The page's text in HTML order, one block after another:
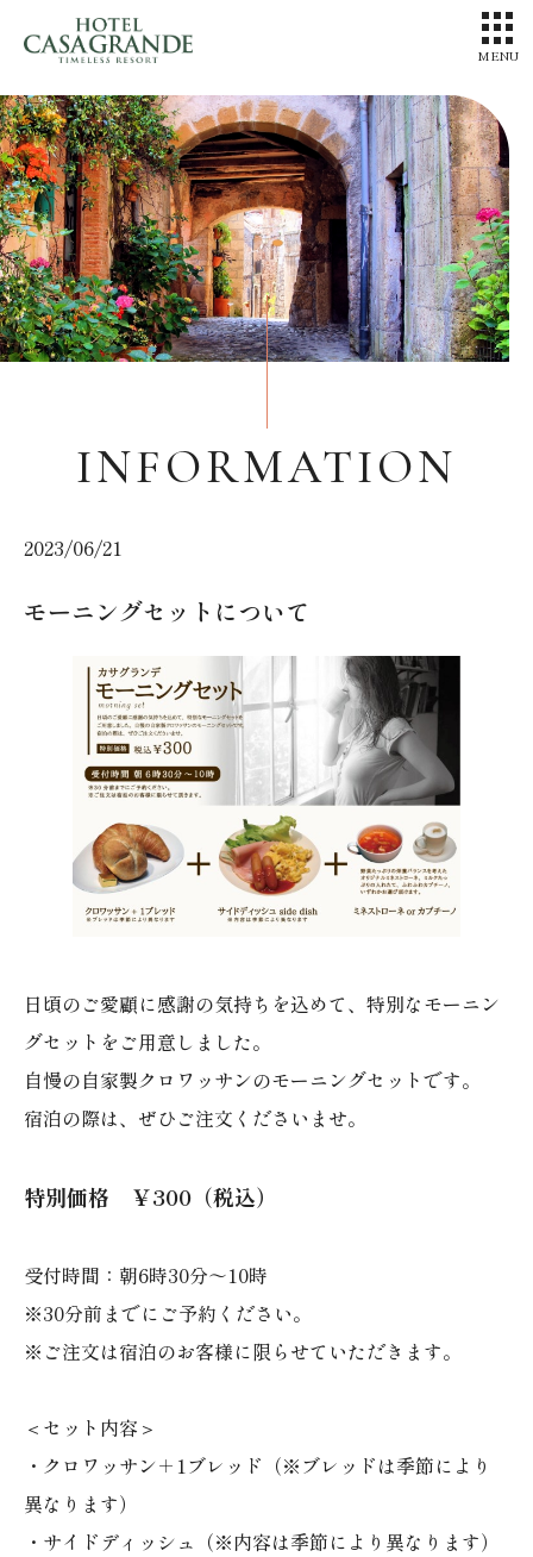
MENU
INFORMATION
2023/06/21
モーニングセットについて
日頃のご愛顧に感謝の気持ちを込めて、特別なモーニン
グセットをご用意しました。
自慢の自家製クロワッサンのモーニングセットです。
宿泊の際は、ぜひご注文くださいませ。
特別価格 ￥300（税込）
受付時間：朝6時30分～10時
※30分前までにご予約ください。
※ご注文は宿泊のお客様に限らせていただきます。
＜セット内容＞
・クロワッサン＋1ブレッド（※ブレッドは季節により
異なります）
・サイドディッシュ（※内容は季節により異なります）